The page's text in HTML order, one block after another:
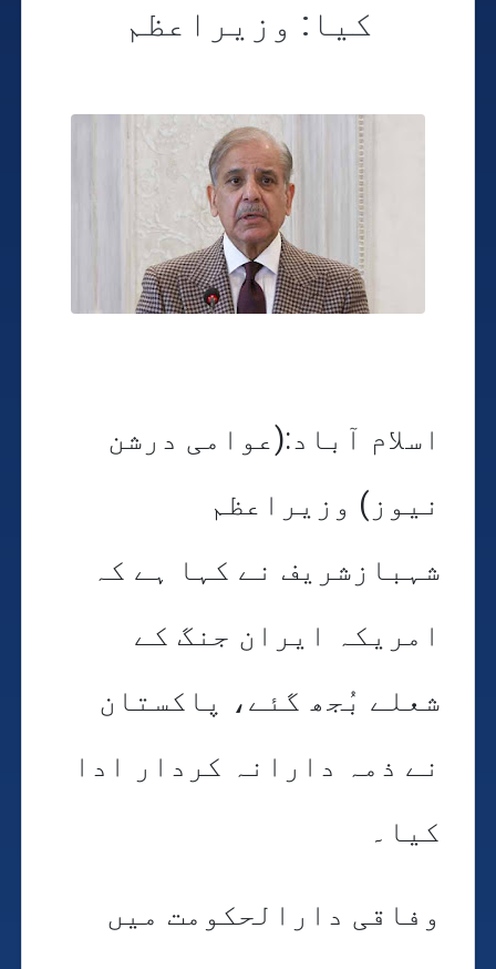
کیا: وزیراعظم
اسلام آباد:(عوامی درشن
نیوز) وزیراعظم
شہبازشریف نے کہا ہے کہ
امریکہ ایران جنگ کے
شعلے بُجھ گئے، پاکستان
نے ذمہ دارانہ کردار ادا
کیا۔
وفاقی دارالحکومت میں